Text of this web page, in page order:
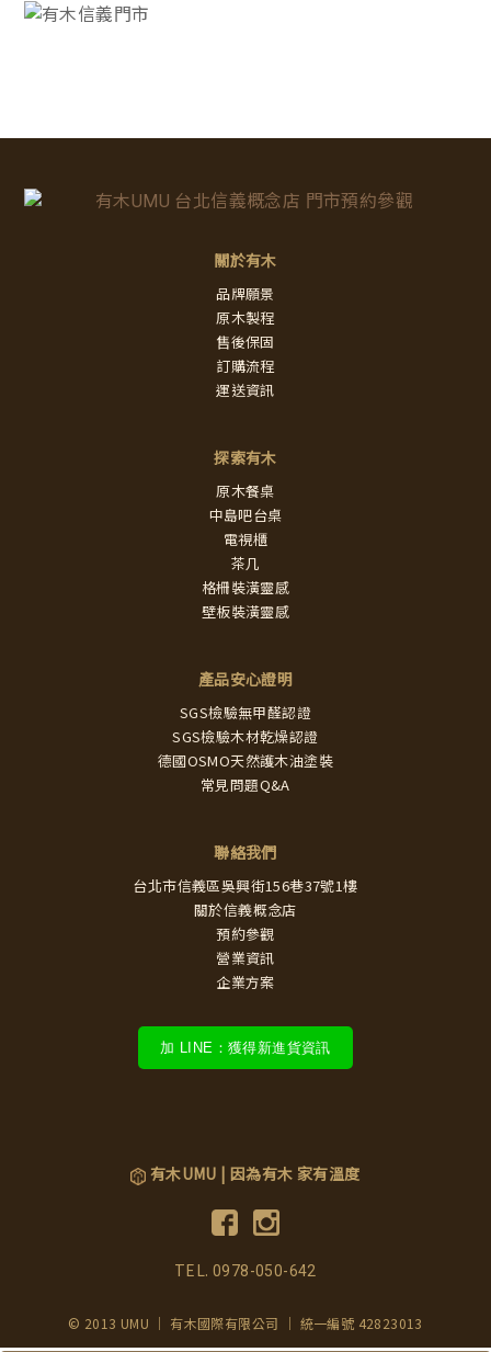
關於有木
品牌願景
原木製程
售後保固
訂購流程
運送資訊
探索有木
原木餐桌
中島吧台桌
電視櫃
茶几
格柵裝潢靈感
壁板裝潢靈感
產品安心證明
SGS檢驗無甲醛認證
SGS檢驗木材乾燥認證
德國OSMO天然護木油塗裝
常見問題Q&A
聯絡我們
台北市信義區吳興街156巷37號1樓
關於信義概念店
預約參觀
營業資訊
企業方案
加 LINE：獲得新進貨資訊
有木UMU | 因為有木 家有溫度
TEL.0978-050-642
© 2013 UMU ｜ 有木國際有限公司 ｜ 統一編號 42823013